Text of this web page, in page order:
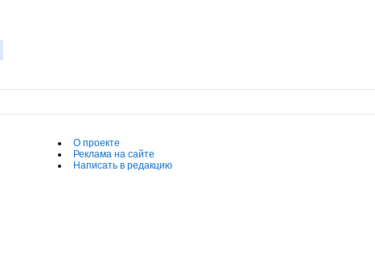
О проекте
Реклама на сайте
Написать в редакцию